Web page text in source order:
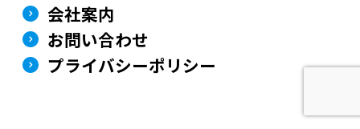
会社案内
お問い合わせ
プライバシーポリシー